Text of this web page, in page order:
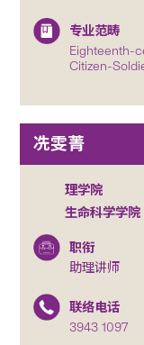
专业范畴
Eighteenth-
Citizen-
冼雯菁
理学院
生命科学学院
职衔
助理讲师
联络电话
3943 1097